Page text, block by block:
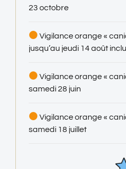
23 octobre
Vigilance orange «
jusqu’au jeudi 14 août
Vigilance orange «
samedi 28 juin
Vigilance orange «
samedi 18 juillet